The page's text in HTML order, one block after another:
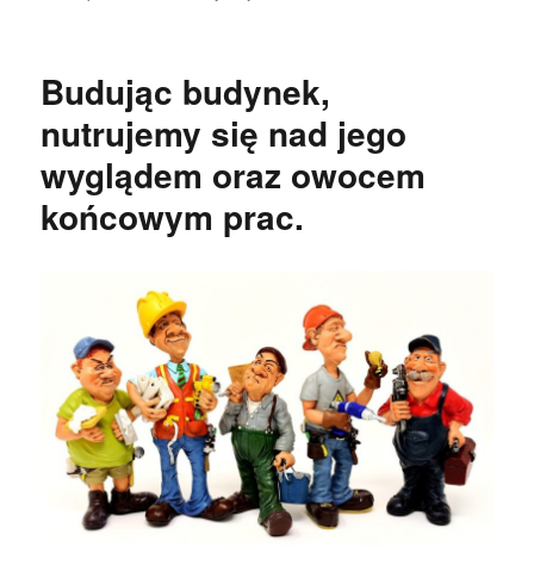
Budując budynek,
nutrujemy się nad jego
wyglądem oraz owocem
końcowym prac.